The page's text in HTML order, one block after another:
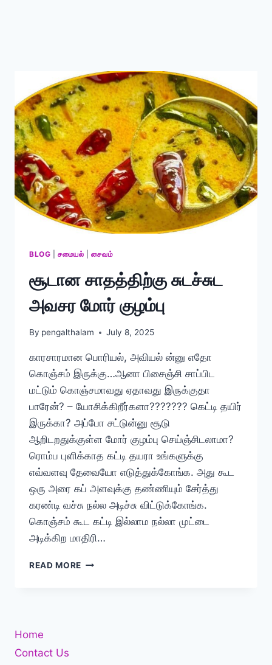
BLOG |சமையல் |சைவம்
சூடான சாதத்திற்கு சுடச்சுட
அவசர மோர் குழம்பு
By pengalthalam July 8, 2025
காரசாரமான பொரியல், அவியல் ன்னு எதோ
கொஞ்சம் இருக்கு…ஆனா பிசைஞ்சி சாப்பிட
மட்டும் கொஞ்சமாவது ஏதாவது இருக்குதா
பாரேன்? – யோசிக்கிறீர்களா??????? கெட்டி தயிர்
இருக்கா? அப்போ சட்டுன்னு சூடு
ஆறிடறதுக்குள்ள மோர் குழம்பு செய்ஞ்சிடலாமா?
ரொம்ப புளிக்காத கட்டி தயரா உங்களுக்கு
எவ்வளவு தேவையோ எடுத்துக்கோங்க. அது கூட
ஒரு அரை கப் அளவுக்கு தண்ணியும் சேர்த்து
கரண்டி வச்சு நல்ல அடிச்சு விட்டுக்கோங்க.
கொஞ்சம் கூட கட்டி இல்லாம நல்லா முட்டை
அடிக்கிற மாதிரி…
READ MORE சூடான
Home
Contact Us